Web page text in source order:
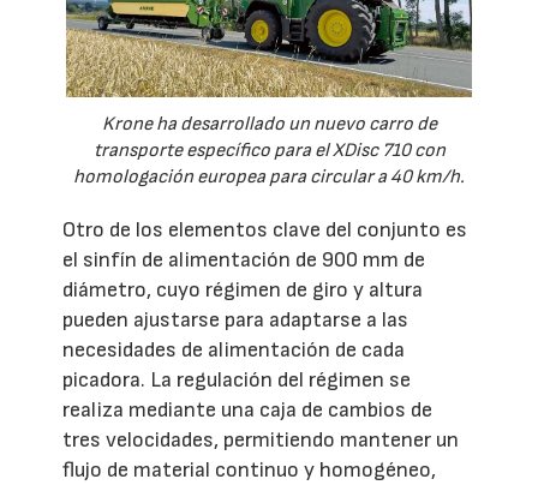
Krone ha desarrollado un nuevo carro de
transporte específico para el XDisc 710 con
homologación europea para circular a 40 km/h.
Otro de los elementos clave del conjunto es
el sinfín de alimentación de 900 mm de
diámetro, cuyo régimen de giro y altura
pueden ajustarse para adaptarse a las
necesidades de alimentación de cada
picadora. La regulación del régimen se
realiza mediante una caja de cambios de
tres velocidades, permitiendo mantener un
flujo de material continuo y homogéneo,